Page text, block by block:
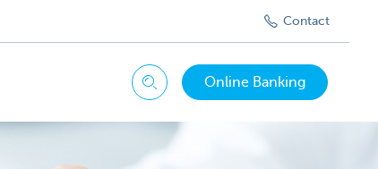
Contact
ChercherOnline Banking